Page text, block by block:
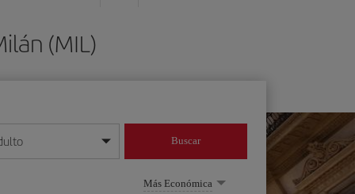
(MIL)
mes/año
Buscar
Más Económica